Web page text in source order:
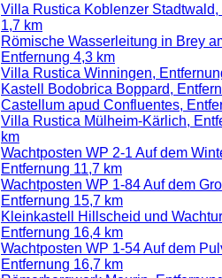
Villa Rustica Koblenzer Stadtwald,
1,7 km
Römische Wasserleitung in Brey
Entfernung 4,3 km
Villa Rustica Winningen,
Kastell Bodobrica Boppard,
Castellum apud Confluentes,
Villa Rustica Mülheim-Kärlich,
km
Wachtposten WP 2-1 Auf dem
Entfernung 11,7 km
Wachtposten WP 1-84 Auf dem
Entfernung 15,7 km
Kleinkastell Hillscheid und
Entfernung 16,4 km
Wachtposten WP 1-54 Auf dem
Entfernung 16,7 km